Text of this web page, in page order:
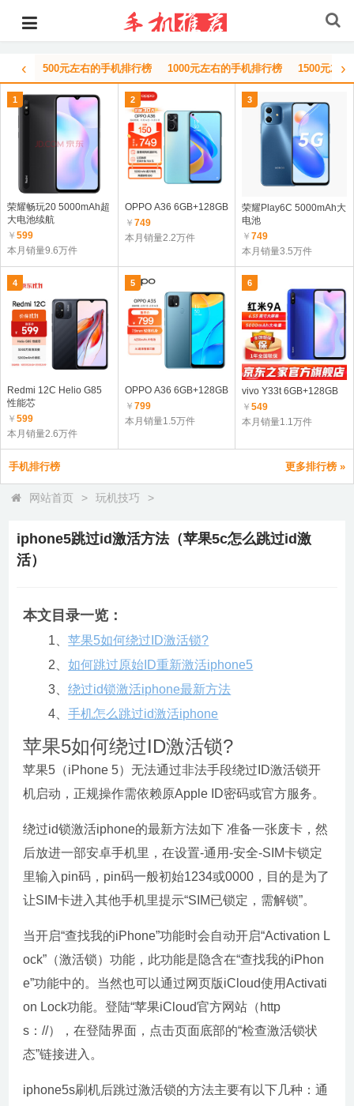
‹ 500元左右的手机排行榜 1000元左右的手机排行榜 1500元左›
1
荣耀畅玩20 5000mAh超
大电池续航
￥ 599
本月销量9.6万件
2
OPPO A36 6GB+128GB
￥ 749
本月销量2.2万件
3
荣耀Play6C 5000mAh大
电池
￥749
本月销量3.5万件
4
Redmi 12C Helio G85
性能芯
￥ 599
本月销量2.6万件
5
OPPO A36 6GB+128GB
￥ 799
本月销量1.5万件
6
vivo Y33t 6GB+128GB
￥549
本月销量1.1万件
手机排行榜 更多排行榜 »
网站首页 > 玩机技巧 >
iphone5跳过id激活方法（苹果5c怎么跳过id激
活）
本文目录一览：
1、苹果5如何绕过ID激活锁?
2、如何跳过原始ID重新激活iphone5
3、绕过id锁激活iphone最新方法
4、手机怎么跳过id激活iphone
苹果5如何绕过ID激活锁?
苹果5（iPhone 5）无法通过非法手段绕过ID激活锁开
机启动，正规操作需依赖原Apple ID密码或官方服务。
绕过id锁激活iphone的最新方法如下 准备一张废卡，然
后放进一部安卓手机里，在设置-通用-安全-SIM卡锁定
里输入pin码，pin码一般初始1234或0000，目的是为了
让SIM卡进入其他手机里提示“SIM已锁定，需解锁”。
当开启“查找我的iPhone”功能时会自动开启“Activation L
ock”（激活锁）功能，此功能是隐含在“查找我的iPhon
e”功能中的。当然也可以通过网页版iCloud使用Activati
on Lock功能。登陆“苹果iCloud官方网站（http
s：//），在登陆界面，点击页面底部的“检查激活锁状
态”链接进入。
iphone5s刷机后跳过激活锁的方法主要有以下几种：通